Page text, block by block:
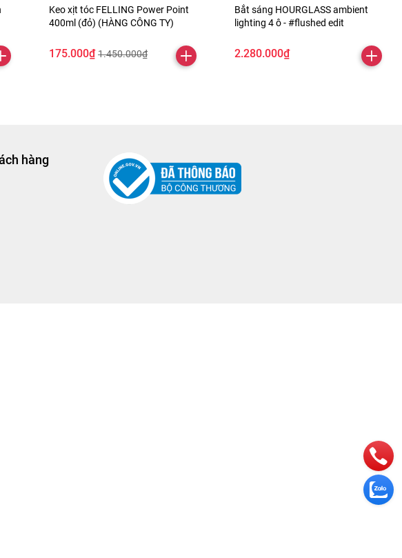
Keo xịt tóc FELLING Power Point
400ml (đỏ) (HÀNG CÔNG TY)
175.000₫ 1.450.000₫
Bắt sáng HOURGLASS ambient
lighting 4 ô - #flushed edit
2.280.000₫
hàng